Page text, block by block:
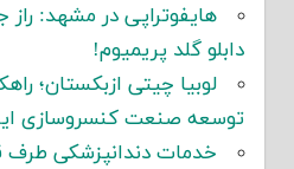
هایفوتراپی در مشهد: راز
دابلو گلد پریمیوم!
لوبیا چیتی ازبکستان؛
توسعه صنعت کنسروسازی
خدمات دندانپزشکی طرف